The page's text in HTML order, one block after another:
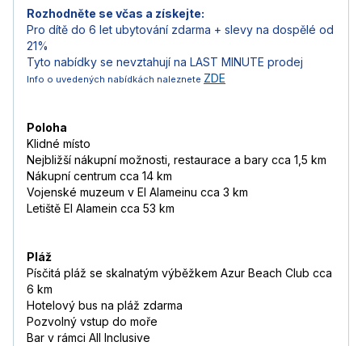
Rozhodněte se včas a získejte:
Pro dítě do 6 let ubytování zdarma + slevy na dospělé od
21%
Tyto nabídky se nevztahují na LAST MINUTE prodej
Info o uvedených nabídkách naleznete ZDE
Poloha
Klidné místo
Nejbližší nákupní možnosti, restaurace a bary cca 1,5 km
Nákupní centrum cca 14 km
Vojenské muzeum v El Alameinu cca 3 km
Letiště El Alamein cca 53 km
Pláž
Písčitá pláž se skalnatým výběžkem Azur Beach Club cca
6 km
Hotelový bus na pláž zdarma
Pozvolný vstup do moře
Bar v rámci All Inclusive